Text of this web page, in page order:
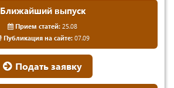
Ближайший выпуск
Прием статей: 25.08
Публикация на сайте:07.09
Подать заявку